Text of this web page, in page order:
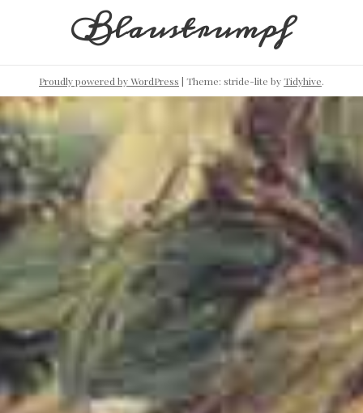
Blaustrumpf
Proudly powered by WordPress | Theme: stride-lite byTidyhive.